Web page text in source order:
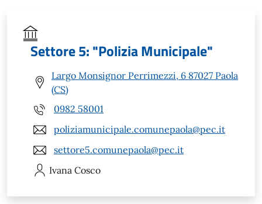
Settore 5: "Polizia Municipale"
Largo Monsignor Perrimezzi, 6 87027 Paola
(CS)
0982 58001
poliziamunicipale.comunepaola@pec.it
settore5.comunepaola@pec.it
Ivana Cosco